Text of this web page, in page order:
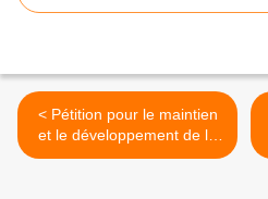
< Pétition pour le maintien
et le développement de la
ligne "Morlaix-Roscoff"